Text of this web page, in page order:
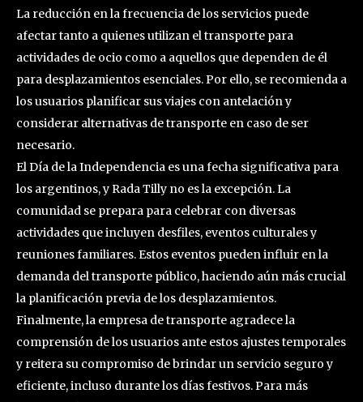
La reducción en la frecuencia de los servicios puede
afectar tanto a quienes utilizan el transporte para
actividades de ocio como a aquellos que dependen de él
para desplazamientos esenciales. Por ello, se recomienda a
los usuarios planificar sus viajes con antelación y
considerar alternativas de transporte en caso de ser
necesario.
El Día de la Independencia es una fecha significativa para
los argentinos, y Rada Tilly no es la excepción. La
comunidad se prepara para celebrar con diversas
actividades que incluyen desfiles, eventos culturales y
reuniones familiares. Estos eventos pueden influir en la
demanda del transporte público, haciendo aún más crucial
la planificación previa de los desplazamientos.
Finalmente, la empresa de transporte agradece la
comprensión de los usuarios ante estos ajustes temporales
y reitera su compromiso de brindar un servicio seguro y
eficiente, incluso durante los días festivos. Para más